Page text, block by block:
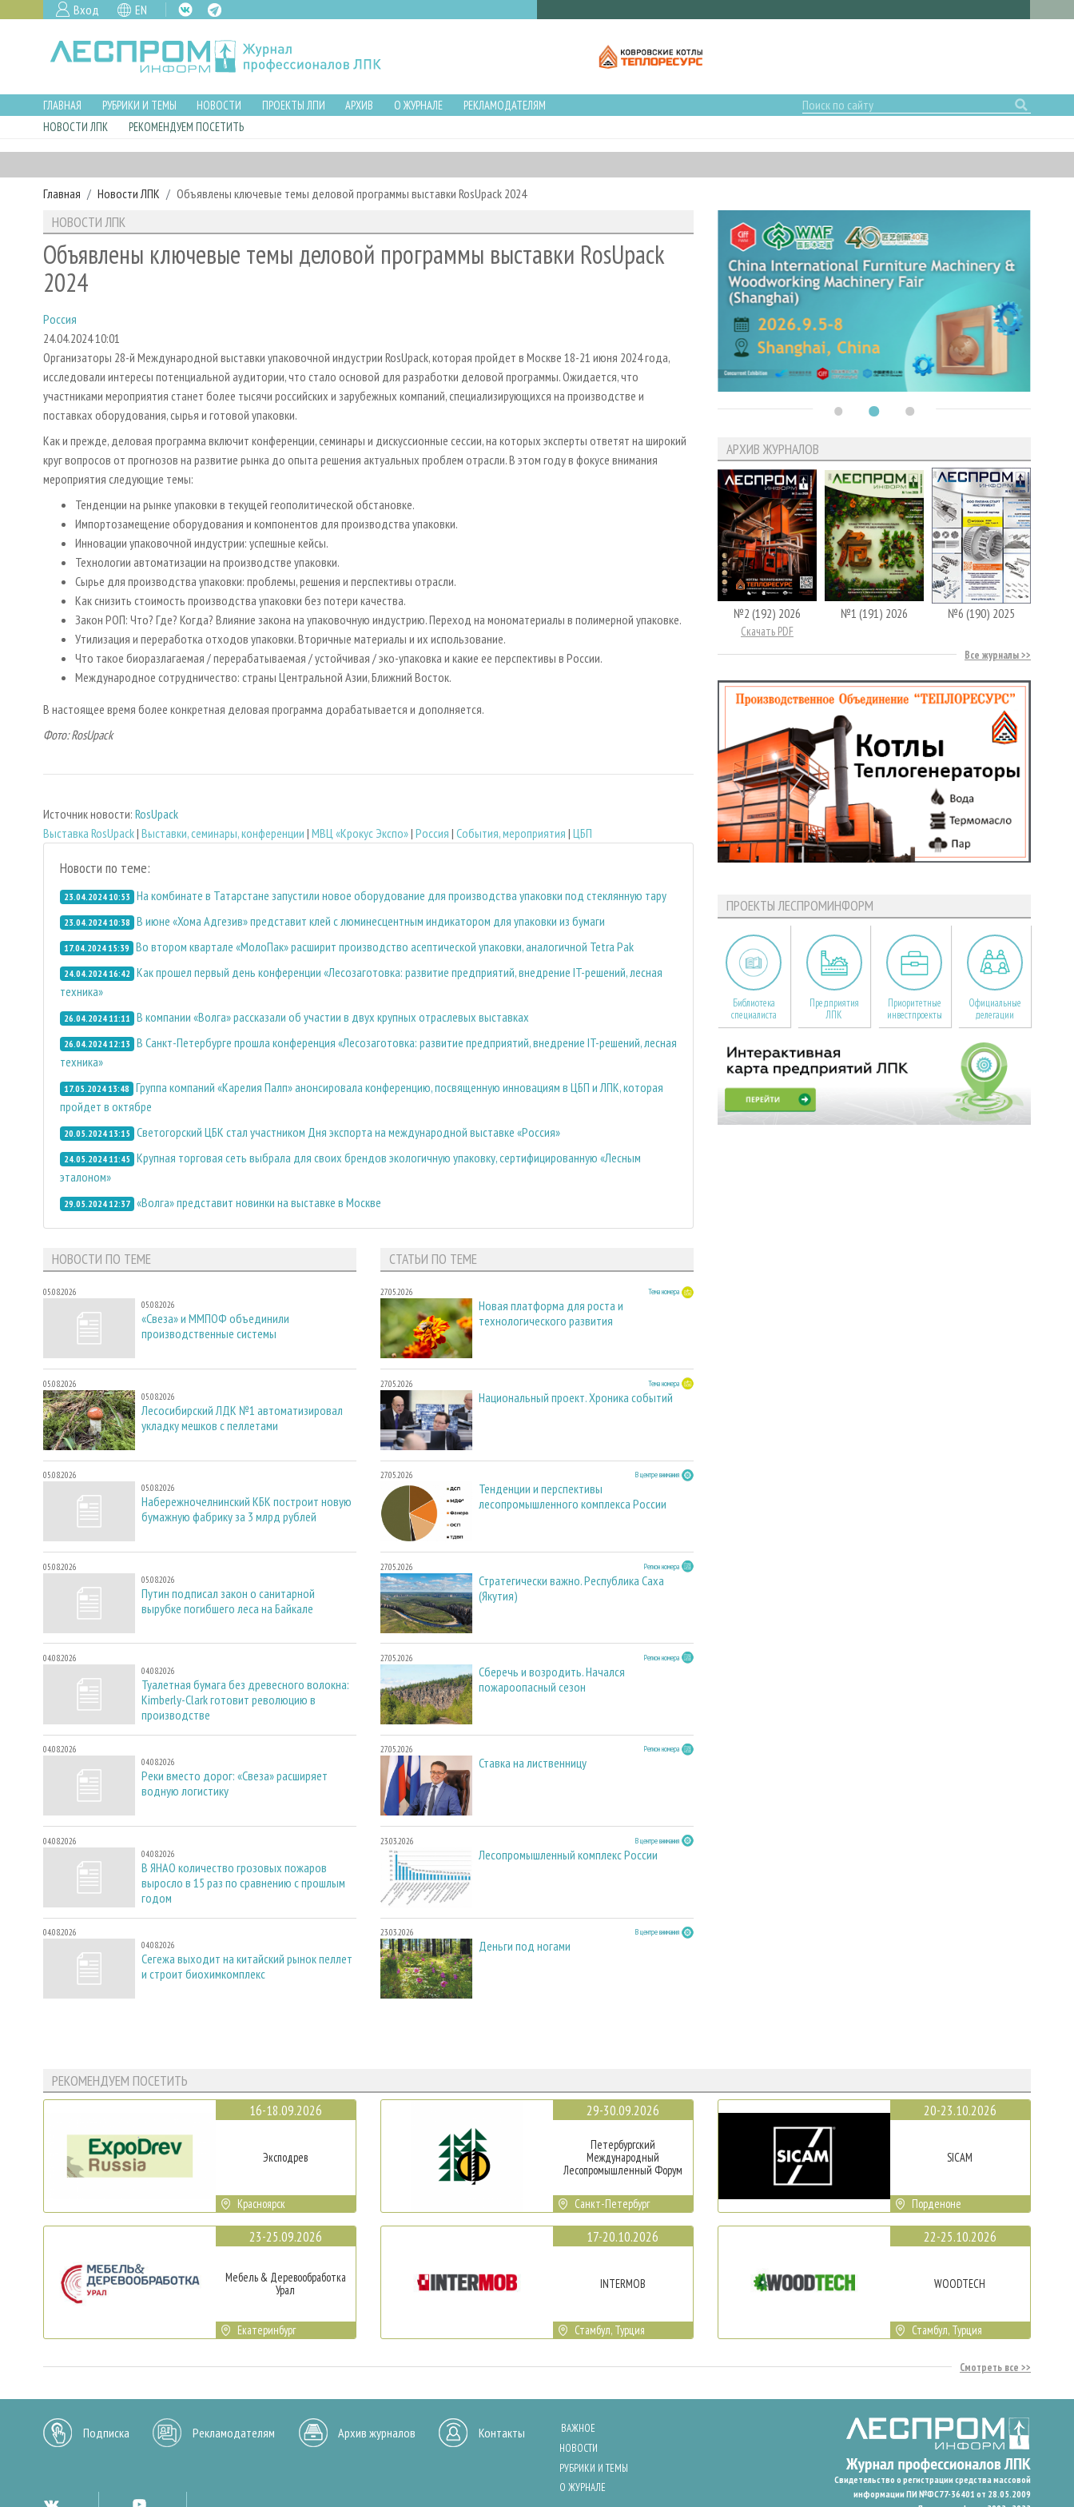
Вход EN
ГЛАВНАЯ РУБРИКИ И ТЕМЫ НОВОСТИ ПРОЕКТЫ ЛПИ АРХИВ О ЖУРНАЛЕ
РЕКЛАМОДАТЕЛЯМ
НОВОСТИ ЛПК
РЕКОМЕНДУЕМ ПОСЕТИТЬ
Главная Новости ЛПК Объявлены ключевые темы деловой программы выставки RosUpack 2024
НОВОСТИ ЛПК
Объявлены ключевые темы деловой программы выставки RosUpack
2024
Россия
24.04.2024 10:01
Организаторы 28-й Международной выставки упаковочной индустрии RosUpack, которая пройдет в Москве 18-21 июня 2024 года,
исследовали интересы потенциальной аудитории, что стало основой для разработки деловой программы. Ожидается, что
участниками мероприятия станет более тысячи российских и зарубежных компаний, специализирующихся на производстве и
поставках оборудования, сырья и готовой упаковки.
Как и прежде, деловая программа включит конференции, семинары и дискуссионные сессии, на которых эксперты ответят на широкий
круг вопросов от прогнозов на развитие рынка до опыта решения актуальных проблем отрасли. В этом году в фокусе внимания
мероприятия следующие темы:
Тенденции на рынке упаковки в текущей геополитической обстановке.
Импортозамещение оборудования и компонентов для производства упаковки.
Инновации упаковочной индустрии: успешные кейсы.
Технологии автоматизации на производстве упаковки.
Сырье для производства упаковки: проблемы, решения и перспективы отрасли.
Как снизить стоимость производства упаковки без потери качества.
Закон РОП: Что? Где? Когда? Влияние закона на упаковочную индустрию. Переход на мономатериалы в полимерной упаковке.
Утилизация и переработка отходов упаковки. Вторичные материалы и их использование.
Что такое биоразлагаемая / перерабатываемая / устойчивая / эко-упаковка и какие ее перспективы в России.
Международное сотрудничество: страны Центральной Азии, Ближний Восток.
В настоящее время более конкретная деловая программа дорабатывается и дополняется.
Фото: RosUpack
Источник новости: RosUpack
Выставка RosUpack| Выставки, семинары, конференции | МВЦ «Крокус Экспо»| Россия | События, мероприятия | ЦБП
Новости по теме:
23.04.2024 10:53 На комбинате в Татарстане запустили новое оборудование для производства упаковки под стеклянную тару
23.04.2024 10:38 В июне «Хома Адгезив» представит клей с люминесцентным индикатором для упаковки из бумаги
17.04.2024 15:39 Во втором квартале «МолоПак» расширит производство асептической упаковки, аналогичной Tetra Pak
24.04.2024 16:42 Как прошел первый день конференции «Лесозаготовка: развитие предприятий, внедрение IT-решений, лесная
техника»
26.04.2024 11:11 В компании «Волга» рассказали об участии в двух крупных отраслевых выставках
26.04.2024 12:13 В Санкт-Петербурге прошла конференция «Лесозаготовка: развитие предприятий, внедрение IT-решений, лесная
техника»
17.05.2024 13:48 Группа компаний «Карелия Палп» анонсировала конференцию, посвященную инновациям в ЦБП и ЛПК, которая
пройдет в октябре
20.05.2024 13:15 Светогорский ЦБК стал участником Дня экспорта на международной выставке «Россия»
24.05.2024 11:45 Крупная торговая сеть выбрала для своих брендов экологичную упаковку, сертифицированную «Лесным
эталоном»
29.05.2024 12:37 «Волга» представит новинки на выставке в Москве
НОВОСТИ ПО ТЕМЕ
05.08.2026
05.08.2026
«Свеза» и ММПОФ объединили
производственные системы
05.08.2026
05.08.2026
Лесосибирский ЛДК №1 автоматизировал
укладку мешков с пеллетами
05.08.2026
05.08.2026
Набережночелнинский КБК построит новую
бумажную фабрику за 3 млрд рублей
05.08.2026
05.08.2026
Путин подписал закон о санитарной
вырубке погибшего леса на Байкале
04.08.2026
04.08.2026
Туалетная бумага без древесного волокна:
Kimberly-Clark готовит революцию в
производстве
04.08.2026
04.08.2026
Реки вместо дорог: «Свеза» расширяет
водную логистику
04.08.2026
04.08.2026
В ЯНАО количество грозовых пожаров
выросло в 15 раз по сравнению с прошлым
годом
04.08.2026
04.08.2026
Сегежа выходит на китайский рынок пеллет
и строит биохимкомплекс
СТАТЬИ ПО ТЕМЕ
27.05.2026 Тема номера
Новая платформа для роста и
технологического развития
27.05.2026 Тема номера
Национальный проект. Хроника событий
27.05.2026 В центре внимания
Тенденции и перспективы
лесопромышленного комплекса России
27.05.2026 Регион номера
Стратегически важно. Республика Саха
(Якутия)
27.05.2026 Регион номера
Сберечь и возродить. Начался
пожароопасный сезон
27.05.2026 Регион номера
Ставка на лиственницу
23.03.2026 В центре внимания
Лесопромышленный комплекс России
23.03.2026 В центре внимания
Деньги под ногами
АРХИВ ЖУРНАЛОВ
№2 (192) 2026
Скачать PDF
№1 (191) 2026 №6 (190) 2025
Все журналы
ПРОЕКТЫ ЛЕСПРОМИНФОРМ
Библиотека
специалиста
Предприятия
ЛПК
Приоритетные
инвестпроекты
Официальные
делегации
РЕКОМЕНДУЕМ ПОСЕТИТЬ
16-18.09.2026
Эксподрев
Красноярск
23-25.09.2026
Мебель & Деревообработка
Урал
Екатеринбург
29-30.09.2026
Петербургский
Международный
Лесопромышленный Форум
Санкт-Петербург
17-20.10.2026
INTERMOB
Стамбул, Турция
20-23.10.2026
SICAM
Порденоне
22-25.10.2026
WOODTECH
Стамбул, Турция
Смотреть все
Подписка Рекламодателям Архив журналов Контакты
ВАЖНОЕ
НОВОСТИ
РУБРИКИ И ТЕМЫ
О ЖУРНАЛЕ
Свидетельство о регистрации средства массовой
информации ПИ №ФС77-36401 от 28.05.2009